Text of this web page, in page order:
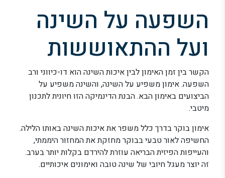
השפעה על השינה
ועל ההתאוששות
הקשר בין זמן האימון לבין איכות השינה הוא דו-כיווני ורב
השפעה. אימון משפיע על השינה, והשינה משפיע על
הביצועים באימון הבא. הבנת הדינמיקה הזו חיונית לתכנון
מיטבי.
אימון בוקר בדרך כלל משפר את איכות השינה באותו הלילה.
החשיפה לאור טבעי בבוקר מחזקת את המחזור היממתי,
והעייפות הפיזית הבריאה עוזרת להירדם בקלות יותר בערב.
זה יוצר מעגל חיובי של שינה טובה ואימונים איכותיים.